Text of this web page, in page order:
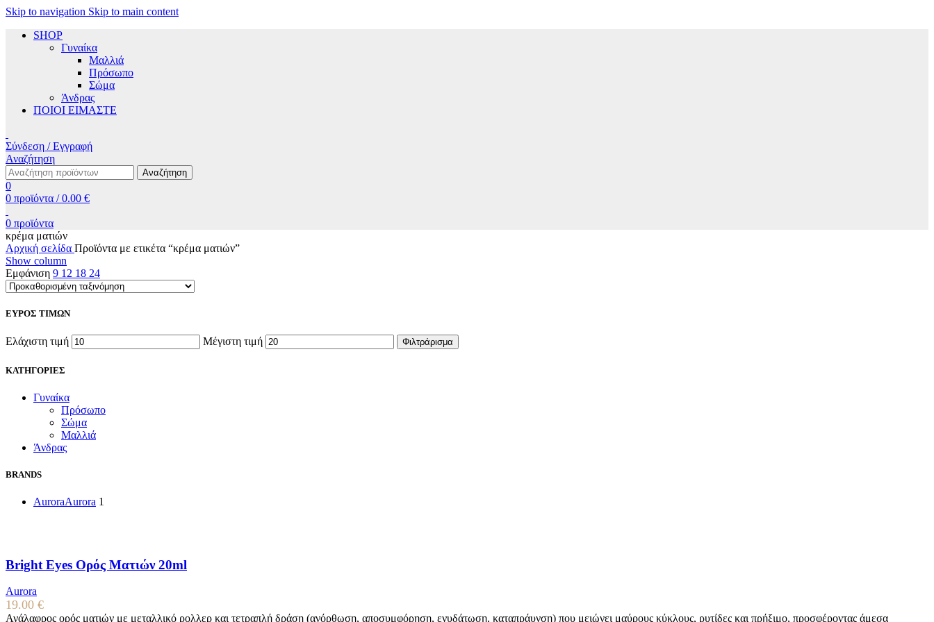
Skip to navigation Skip to main content
SHOP
Γυναίκα
Μαλλιά
Πρόσωπο
Σώμα
Άνδρας
ΠΟΙΟΙ ΕΙΜΑΣΤΕ
Σύνδεση / Εγγραφή
Αναζήτηση
Αναζήτηση
0
0 προϊόντα / 0.00 €
0 προϊόντα
κρέμα ματιών
Αρχική σελίδα Προϊόντα με ετικέτα “κρέμα ματιών”
Show column
Εμφάνιση 9 12 18 24
ΕΥΡΟΣ ΤΙΜΩΝ
Ελάχιστη τιμή Μέγιστη τιμή Φιλτράρισμα
ΚΑΤΗΓΟΡΙΕΣ
Γυναίκα
Πρόσωπο
Σώμα
Μαλλιά
Άνδρας
BRANDS
AuroraAurora 1
Bright Eyes Ορός Ματιών 20ml
Aurora
19.00 €
Ανάλαφρος ορός ματιών με μεταλλικό ρολλερ και τετραπλή δράση (ανόρθωση, αποσυμφόρηση, ενυδάτωση, καταπράυνση) που μειώνει μαύρους κύκλους, ρυτίδες και πρήξιμο, προσφέροντας άμεσα